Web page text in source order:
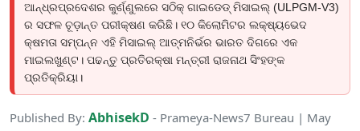
ଆନ୍ଧ୍ରପ୍ରଦେଶର କୁର୍ଣ୍ଣୁଲରେ ସଠିକ୍ ଗାଇଡେଡ୍ ମିସାଇଲ୍ (ULPGM-V3)
ର ସଫଳ ଚୂଡ଼ାନ୍ତ ପରୀକ୍ଷଣ କରିଛି। ୧୦ କିଲୋମିଟର ଲକ୍ଷ୍ୟଭେଦ
କ୍ଷମତା ସମ୍ପନ୍ନ ଏହି ମିସାଇଲ୍ ଆତ୍ମନିର୍ଭର ଭାରତ ଦିଗରେ ଏକ
ମାଇଲଖୁଣ୍ଟ। ପଢନ୍ତୁ ପ୍ରତିରକ୍ଷା ମନ୍ତ୍ରୀ ରାଜନାଥ ସିଂହଙ୍କ
ପ୍ରତିକ୍ରିୟା।
Published By: AbhisekD - Prameya-News7 Bureau | May